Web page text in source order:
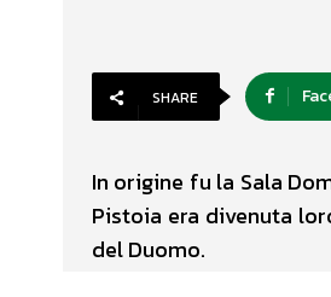
SHARE
In origine fu la Sala
Pistoia era divenuta
del Duomo.